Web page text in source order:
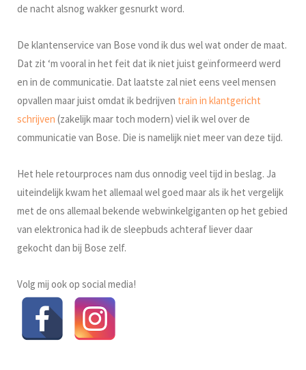
de nacht alsnog wakker gesnurkt word.
De klantenservice van Bose vond ik dus wel wat onder de maat.
Dat zit ‘m vooral in het feit dat ik niet juist geïnformeerd werd
en in de communicatie. Dat laatste zal niet eens veel mensen
opvallen maar juist omdat ik bedrijven train in klantgericht
schrijven (zakelijk maar toch modern) viel ik wel over de
communicatie van Bose. Die is namelijk niet meer van deze tijd.
Het hele retourproces nam dus onnodig veel tijd in beslag. Ja
uiteindelijk kwam het allemaal wel goed maar als ik het vergelijk
met de ons allemaal bekende webwinkelgiganten op het gebied
van elektronica had ik de sleepbuds achteraf liever daar
gekocht dan bij Bose zelf.
Volg mij ook op social media!